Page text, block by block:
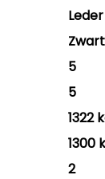
Leder
Zwart
5
5
1322
1300
2